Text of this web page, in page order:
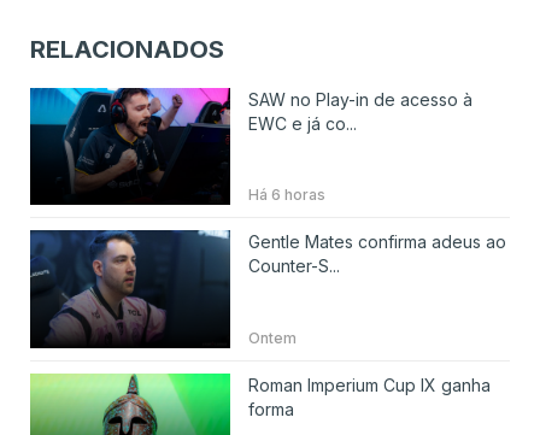
RELACIONADOS
SAW no Play-in de acesso à
EWC e já co...
Há 6 horas
Gentle Mates confirma adeus ao
Counter-S...
Ontem
Roman Imperium Cup IX ganha
forma